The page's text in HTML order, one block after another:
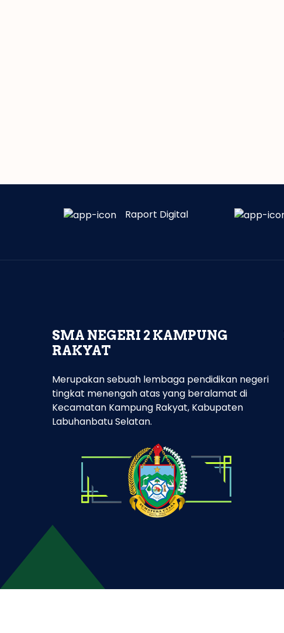
Raport Digital
SMA NEGERI 2 KAMPUNG
RAKYAT
Merupakan sebuah lembaga pendidikan negeri
tingkat menengah atas yang beralamat di
Kecamatan Kampung Rakyat, Kabupaten
Labuhanbatu Selatan.